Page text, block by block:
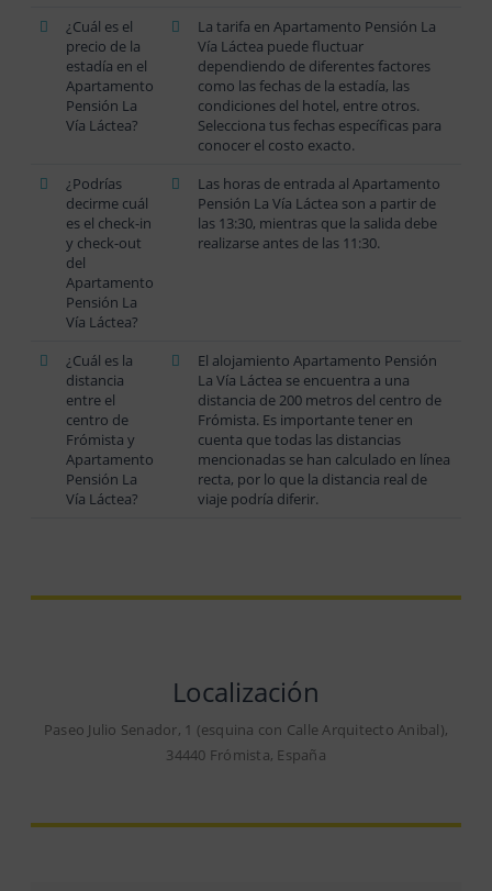
¿Cuál es el
precio de la
estadía en el
Apartamento
Pensión La
Vía Láctea?
La tarifa en Apartamento Pensión La
Vía Láctea puede fluctuar
dependiendo de diferentes factores
como las fechas de la estadía, las
condiciones del hotel, entre otros.
Selecciona tus fechas específicas para
conocer el costo exacto.
¿Podrías
decirme cuál
es el check-in
y check-out
del
Apartamento
Pensión La
Vía Láctea?
Las horas de entrada al Apartamento
Pensión La Vía Láctea son a partir de
las 13:30, mientras que la salida debe
realizarse antes de las 11:30.
¿Cuál es la
distancia
entre el
centro de
Frómista y
Apartamento
Pensión La
Vía Láctea?
El alojamiento Apartamento Pensión
La Vía Láctea se encuentra a una
distancia de 200 metros del centro de
Frómista. Es importante tener en
cuenta que todas las distancias
mencionadas se han calculado en línea
recta, por lo que la distancia real de
viaje podría diferir.
Localización
Paseo Julio Senador, 1 (esquina con Calle Arquitecto Anibal),
34440 Frómista, España